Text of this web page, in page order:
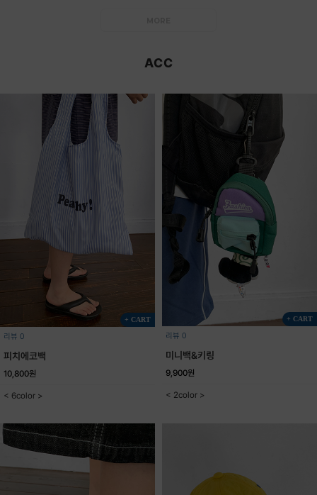
ACC
+ CART
리뷰 0
피치에코백
10,800원
< 6color >
+ CART
리뷰 0
미니백&키링
9,900원
< 2color >